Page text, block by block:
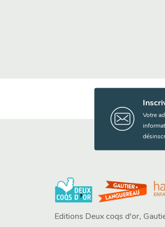
Votre
Editions Deux coqs d'or,